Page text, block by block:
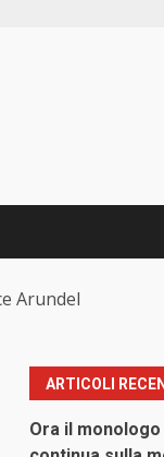
Arundel
ARTICOLI
Ora il